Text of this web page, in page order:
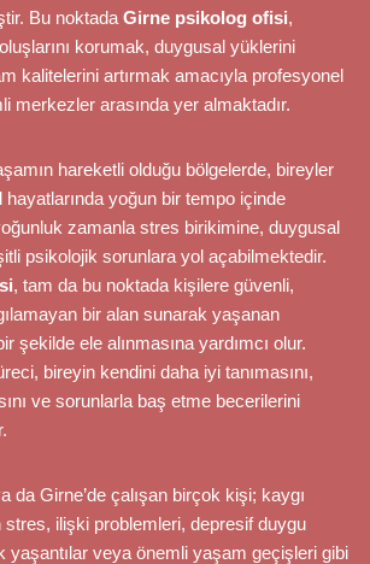
Bu noktada Girne psikolog ofisi,
korumak, duygusal yüklerini
kalitelerini artırmak amacıyla profesyonel
merkezler arasında yer almaktadır.
hareketli olduğu bölgelerde, bireyler
yoğun bir tempo içinde
zamanla stres birikimine, duygusal
psikolojik sorunlara yol açabilmektedir.
, tam da bu noktada kişilere güvenli,
bir alan sunarak yaşanan
şekilde ele alınmasına yardımcı olur.
bireyin kendini daha iyi tanımasını,
ve sorunlarla baş etme becerilerini
da Girne’de çalışan birçok kişi; kaygı
stres, ilişki problemleri, depresif duygu
yaşantılar veya önemli yaşam geçişleri gibi